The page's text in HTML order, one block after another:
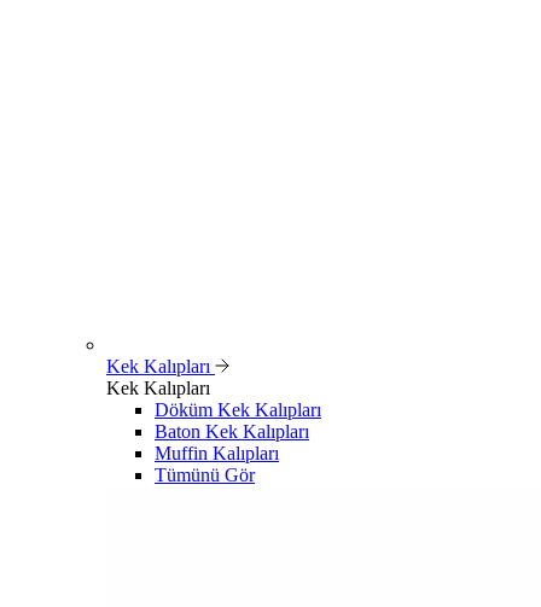
Kek Kalıpları
Kek Kalıpları
Döküm Kek Kalıpları
Baton Kek Kalıpları
Muffin Kalıpları
Tümünü Gör